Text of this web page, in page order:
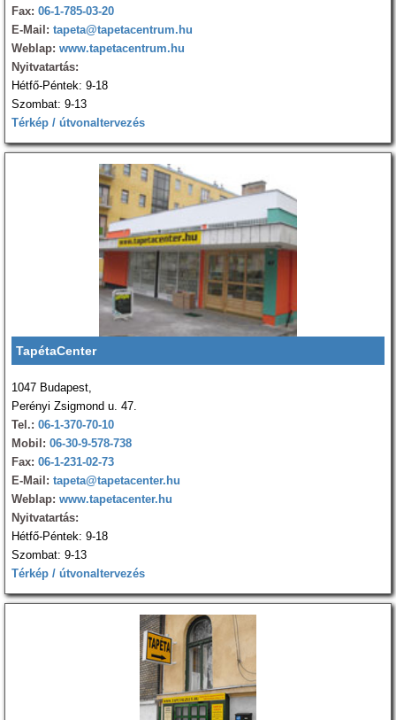
Fax: 06-1-785-03-20
E-Mail: tapeta@tapetacentrum.hu
Weblap: www.tapetacentrum.hu
Nyitvatartás:
Hétfő-Péntek: 9-18
Szombat: 9-13
Térkép / útvonaltervezés
TapétaCenter
1047 Budapest,
Perényi Zsigmond u. 47.
Tel.: 06-1-370-70-10
Mobil: 06-30-9-578-738
Fax: 06-1-231-02-73
E-Mail: tapeta@tapetacenter.hu
Weblap: www.tapetacenter.hu
Nyitvatartás:
Hétfő-Péntek: 9-18
Szombat: 9-13
Térkép / útvonaltervezés